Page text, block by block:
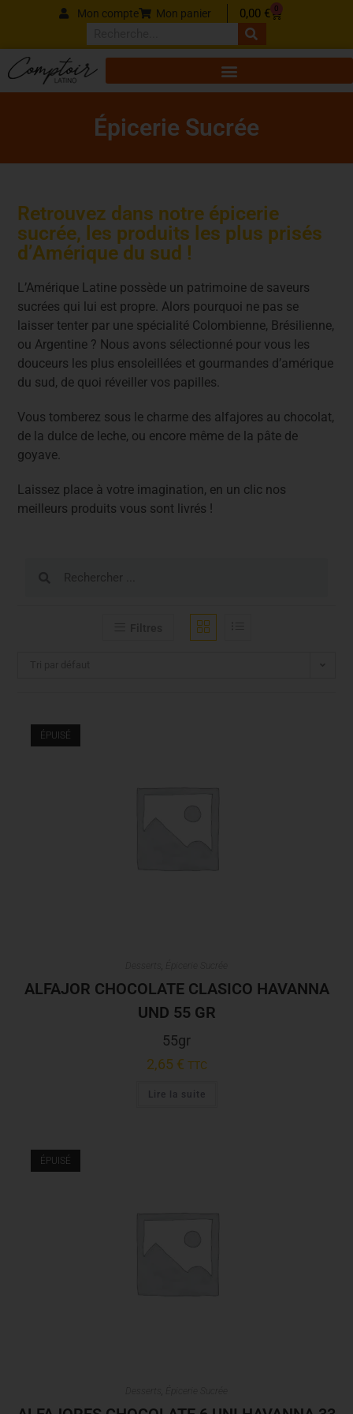
Panneau de gestion des cookies
Mon compte Mon panier 0,00 € 0
Épicerie Sucrée
Retrouvez dans notre épicerie
sucrée, les produits les plus prisés
d’Amérique du sud !
L’Amérique Latine possède un patrimoine de saveurs
sucrées qui lui est propre. Alors pourquoi ne pas se
laisser tenter par une spécialité Colombienne, Brésilienne,
ou Argentine ? Nous avons sélectionné pour vous les
douceurs les plus ensoleillées et gourmandes d’amérique
du sud, de quoi réveiller vos papilles.
Vous tomberez sous le charme des alfajores au chocolat,
de la dulce de leche, ou encore même de la pâte de
goyave.
Laissez place à votre imagination, en un clic nos
meilleurs produits vous sont livrés !
ÉPUISÉ
ALFAJOR CHOCOLATE CLASICO HAVANNA
UND 55 GR
55gr
2,65 € TTC
Lire la suite
ÉPUISÉ